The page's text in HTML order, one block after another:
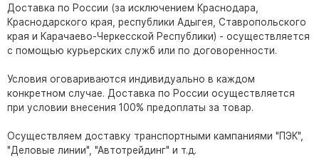
Памятники серые
Памятники зеленые
Памятники из Дымовского гранита
Памятники из гранита Возрождение
Памятники из гранита Гранатовый Амфиболит
Памятники из гранита Балтик Грин
Доставка по России (за исключением Краснодара,
Краснодарского края, республики Адыгея, Ставропольского
края и Карачаево-Черкесской Республики) - осуществляется
с помощью курьерских служб или по договоренности.
Условия оговариваются индивидуально в каждом
конкретном случае. Доставка по России осуществляется
при условии внесения 100% предоплаты за товар.
Осуществляем доставку транспортными кампаниями "ПЭК",
"Деловые линии", "Автотрейдинг" и т.д.